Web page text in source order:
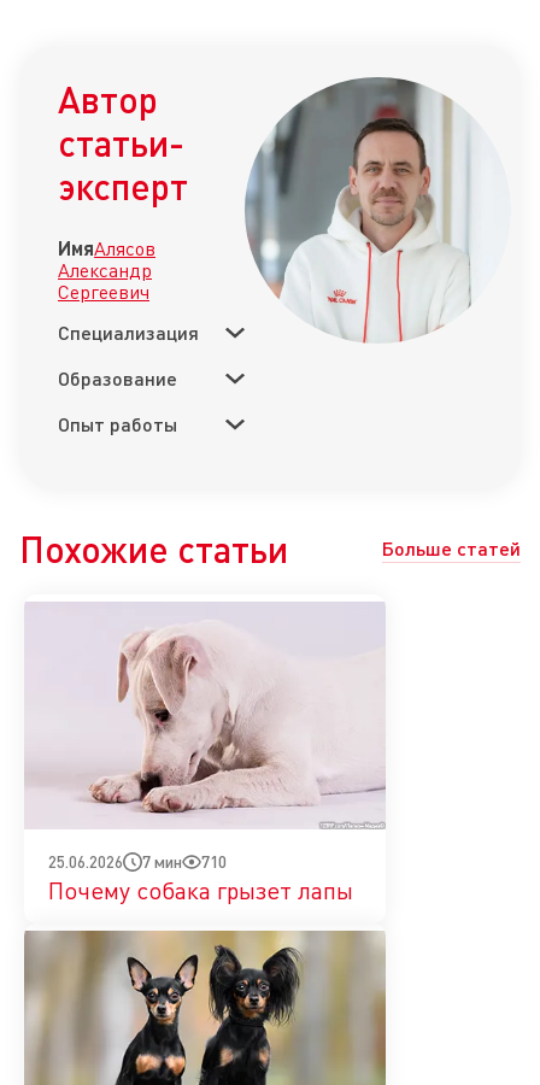
Автор
статьи-
эксперт
ИмяАлясов
Александр
Сергеевич
Специализация
Образование
Опыт работы
Похожие статьи Больше статей
25.06.2026 7 мин 710
Почему собака грызет лапы